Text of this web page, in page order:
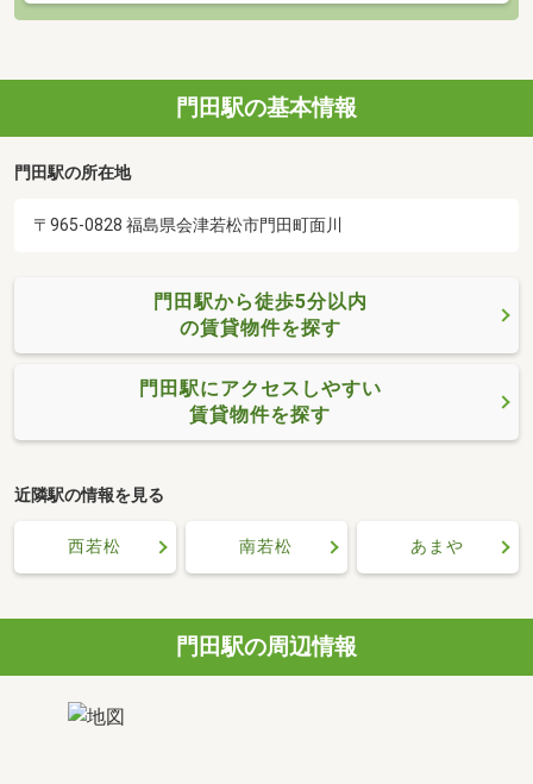
門田駅の基本情報
門田駅の所在地
〒965-0828 福島県会津若松市門田町面川
門田駅から徒歩5分以内
の賃貸物件を探す
門田駅にアクセスしやすい
賃貸物件を探す
近隣駅の情報を見る
西若松 南若松 あまや
門田駅の周辺情報